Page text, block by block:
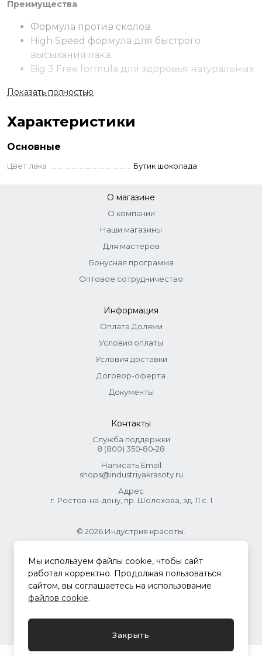
Преимущества
Формула против сколов.
High Speed формула для быстрого
высыхания лака.
Big 3 Free formula для здоровья натуральных
Идеальный баланс между насыщенностью
нанесением и быстрой просыхаемостью.
Применение
Великолепная консистенция обеспечивает комфортное
Удобная закругленная кисть дает возможность с
Показать полностью
Характеристики
Основные
Цвет лака Бутик шоколада
О магазине
О компании
Наши магазины
Для мастеров
Бонусная программа
Оптовое сотрудничество
Информация
Оплата Долями
Условия оплаты
Условия доставки
Договор-оферта
Документы
Контакты
Служба поддержки
8 (800) 350‑80‑28
Написать Email
shops@industriyakrasoty.ru
Адрес
г. Ростов-на-дону, пр. Шолохова, зд. 11 с. 1
© 2026 Индустрия красоты.
.
Политика конфиденциальности
Мы используем файлы cookie, чтобы сайт
работал корректно. Продолжая пользоваться
сайтом, вы соглашаетесь на использование
файлов cookie.
Закрыть